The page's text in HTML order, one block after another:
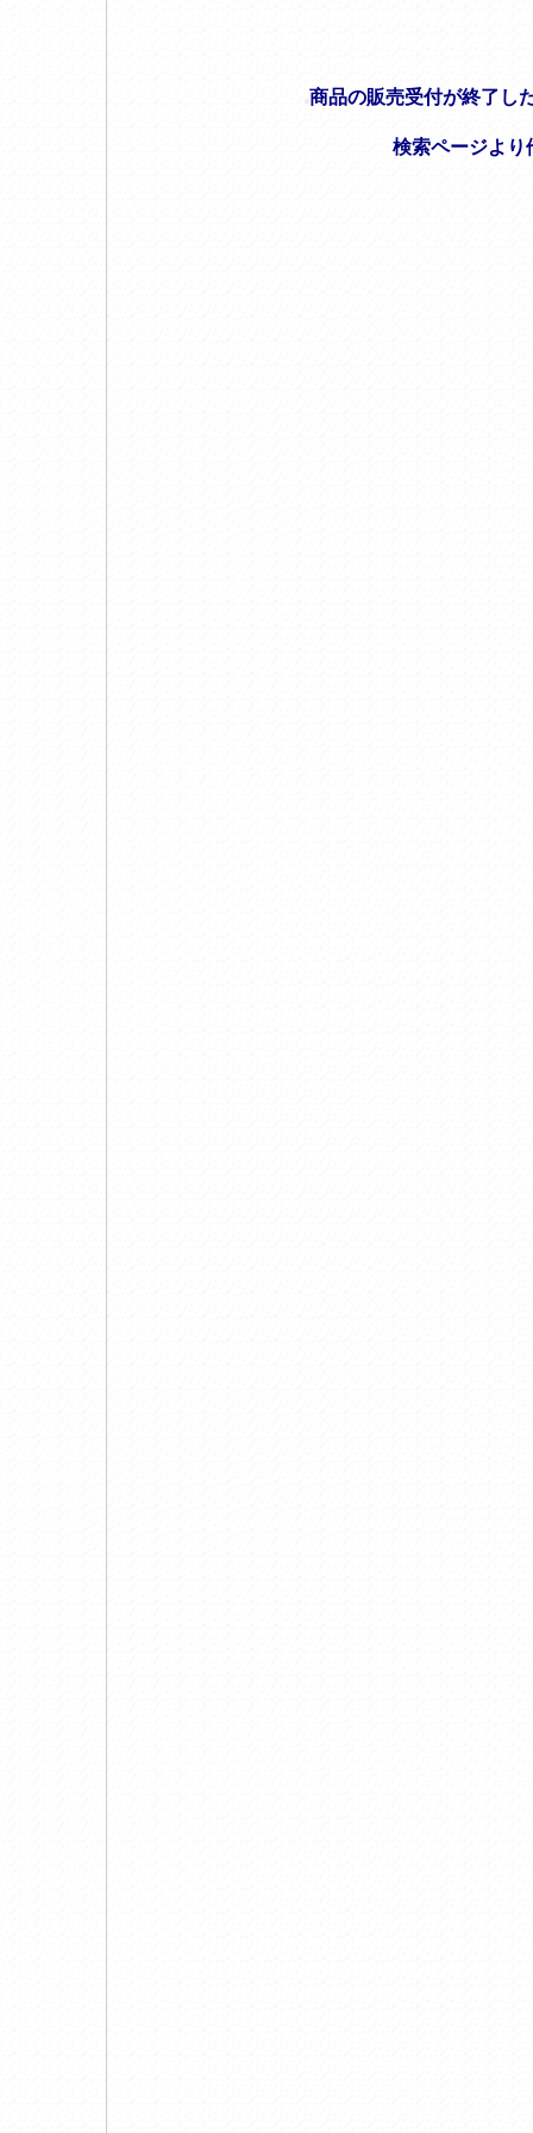
商品の販売受付が終了し
検索ページより